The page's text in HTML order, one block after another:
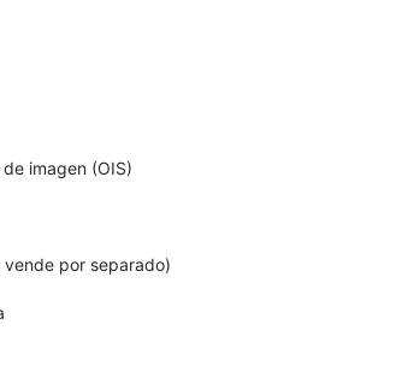
imagen (OIS)
por separado)